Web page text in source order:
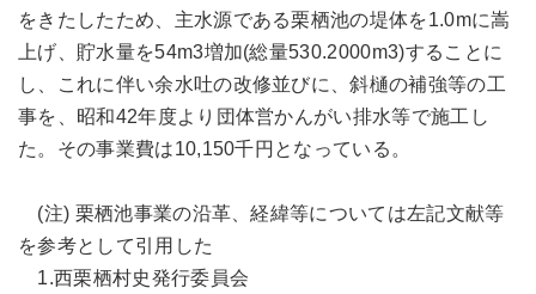
をきたしたため、主水源である栗栖池の堤体を1.0mに嵩
上げ、貯水量を54m3増加(総量530.2000m3)することに
し、これに伴い余水吐の改修並びに、斜樋の補強等の工
事を、昭和42年度より団体営かんがい排水等で施工し
た。その事業費は10,150千円となっている。
(注) 栗栖池事業の沿革、経緯等については左記文献等
を参考として引用した
1.西栗栖村史発行委員会